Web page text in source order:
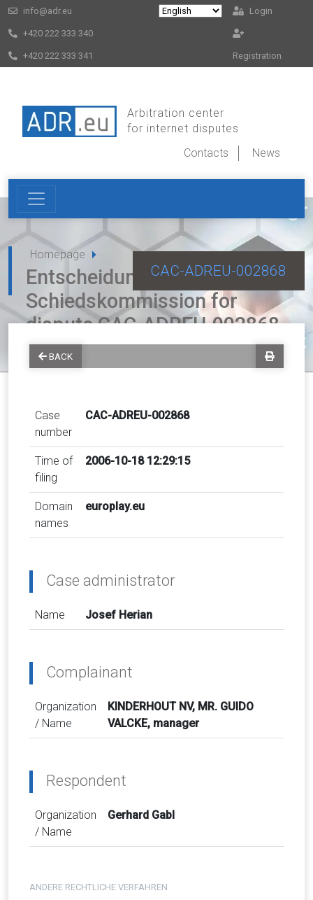
info@adr.eu
+420 222 333 340
+420 222 333 341
Login
Registration
Arbitration center
for internet disputes
Contacts
News
Homepage
CAC-ADREU-002868
Entscheidung der
Schiedskommission for
dispute CAC-ADREU-002868
BACK
Case
number
CAC-ADREU-002868
Time of
filing
2006-10-18 12:29:15
Domain
names
europlay.eu
Case administrator
Name Josef Herian
Complainant
Organization
/ Name
KINDERHOUT NV, MR. GUIDO
VALCKE, manager
Respondent
Organization
/ Name
Gerhard Gabl
ANDERE RECHTLICHE VERFAHREN